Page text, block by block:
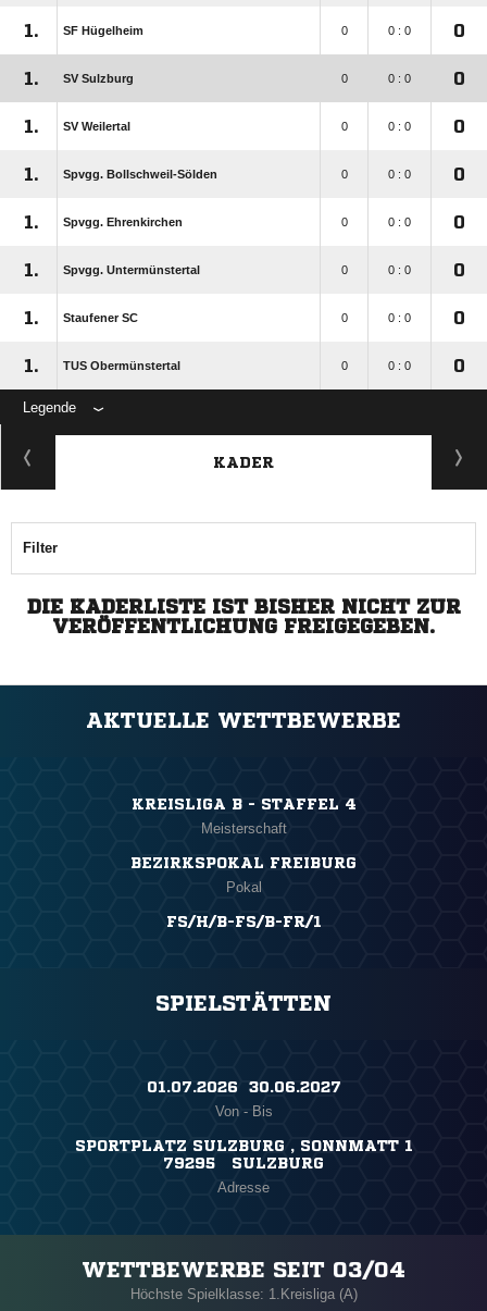
1. SF Hügelheim 0 0 : 0 0
1. SV Sulzburg 0 0 : 0 0
1. SV Weilertal 0 0 : 0 0
1. Spvgg. Bollschweil-Sölden 0 0 : 0 0
1. Spvgg. Ehrenkirchen 0 0 : 0 0
1. Spvgg. Untermünstertal 0 0 : 0 0
1. Staufener SC 0 0 : 0 0
1. TUS Obermünstertal 0 0 : 0 0
Legende
KADER
Filter
DIE KADERLISTE IST BISHER NICHT ZUR
VERÖFFENTLICHUNG FREIGEGEBEN.
AKTUELLE WETTBEWERBE
KREISLIGA B - STAFFEL 4
Meisterschaft
BEZIRKSPOKAL FREIBURG
Pokal
FS/H/B-FS/B-FR/1
SPIELSTÄTTEN
01.07.2026 ​ 30.06.2027
Von - Bis
SPORTPLATZ SULZBURG , SONNMATT 1
79295 SULZBURG
Adresse
WETTBEWERBE SEIT 03/04
Höchste Spielklasse: 1.Kreisliga (A)